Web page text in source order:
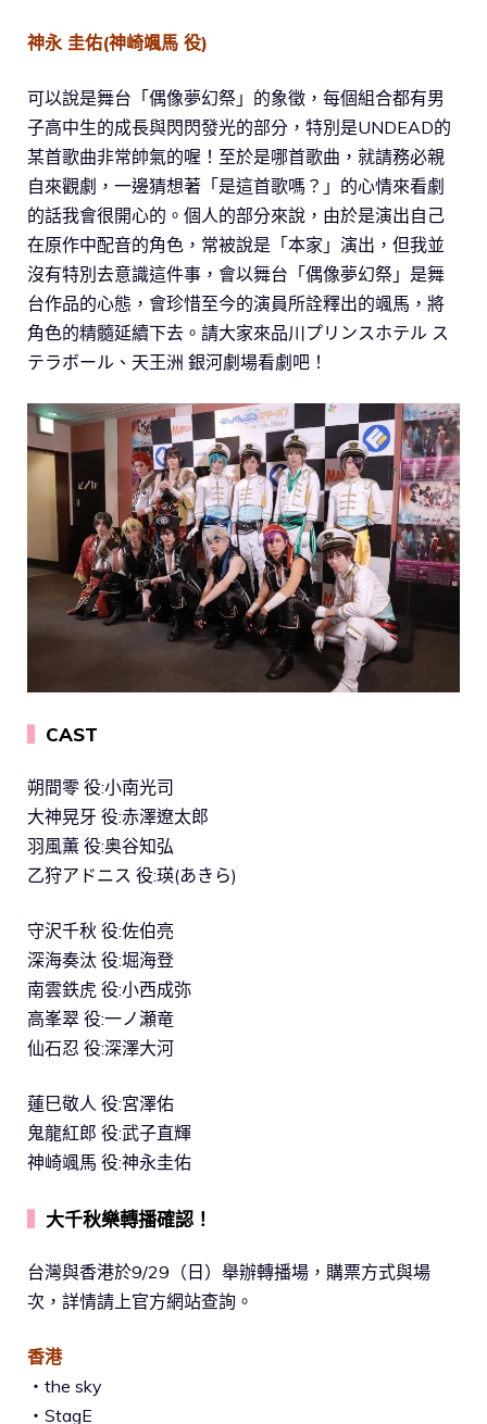
神永 圭佑(神崎颯馬 役)
可以說是舞台「偶像夢幻祭」的象徵，每個組合都有男
子高中生的成長與閃閃發光的部分，特別是UNDEAD的
某首歌曲非常帥氣的喔！至於是哪首歌曲，就請務必親
自來觀劇，一邊猜想著「是這首歌嗎？」的心情來看劇
的話我會很開心的。個人的部分來說，由於是演出自己
在原作中配音的角色，常被說是「本家」演出，但我並
沒有特別去意識這件事，會以舞台「偶像夢幻祭」是舞
台作品的心態，會珍惜至今的演員所詮釋出的颯馬，將
角色的精髓延續下去。請大家來品川プリンスホテル ス
テラボール、天王洲 銀河劇場看劇吧！
CAST
朔間零 役:小南光司
大神晃牙 役:赤澤遼太郎
羽風薫 役:奥谷知弘
乙狩アドニス 役:瑛(あきら)
守沢千秋 役:佐伯亮
深海奏汰 役:堀海登
南雲鉄虎 役:小西成弥
高峯翠 役:一ノ瀬竜
仙石忍 役:深澤大河
蓮巳敬人 役:宮澤佑
鬼龍紅郎 役:武子直輝
神崎颯馬 役:神永圭佑
大千秋樂轉播確認！
台灣與香港於9/29（日）舉辦轉播場，購票方式與場
次，詳情請上官方網站查詢。
香港
・the sky
・StagE